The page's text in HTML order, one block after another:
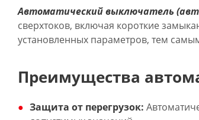
Автоматический выключатель
сверхтоков, включая короткие
установленных параметров, тем
Преимущества
Защита от перегрузок: